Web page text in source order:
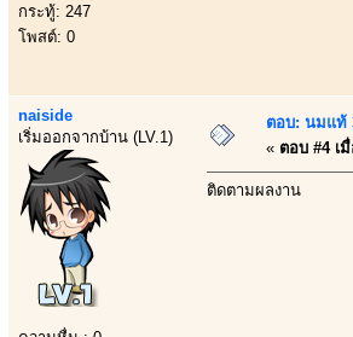
กระทู้: 247
โพสต์: 0
naiside
เริ่มออกจากบ้าน (LV.1)
ตอบ: นมแท้
« ตอบ #4 เ
ติดตามผลงาน